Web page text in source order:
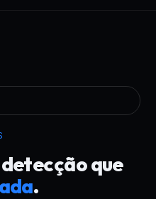
que
.